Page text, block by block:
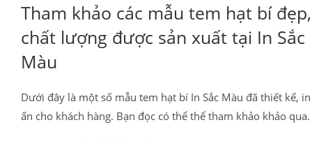
Tham khảo các mẫu tem hạt bí đẹp,
chất lượng được sản xuất tại In Sắc
Màu
Dưới đây là một số mẫu tem hạt bí In Sắc Màu đã thiết kế, in
ấn cho khách hàng. Bạn đọc có thể thể tham khảo khảo qua.